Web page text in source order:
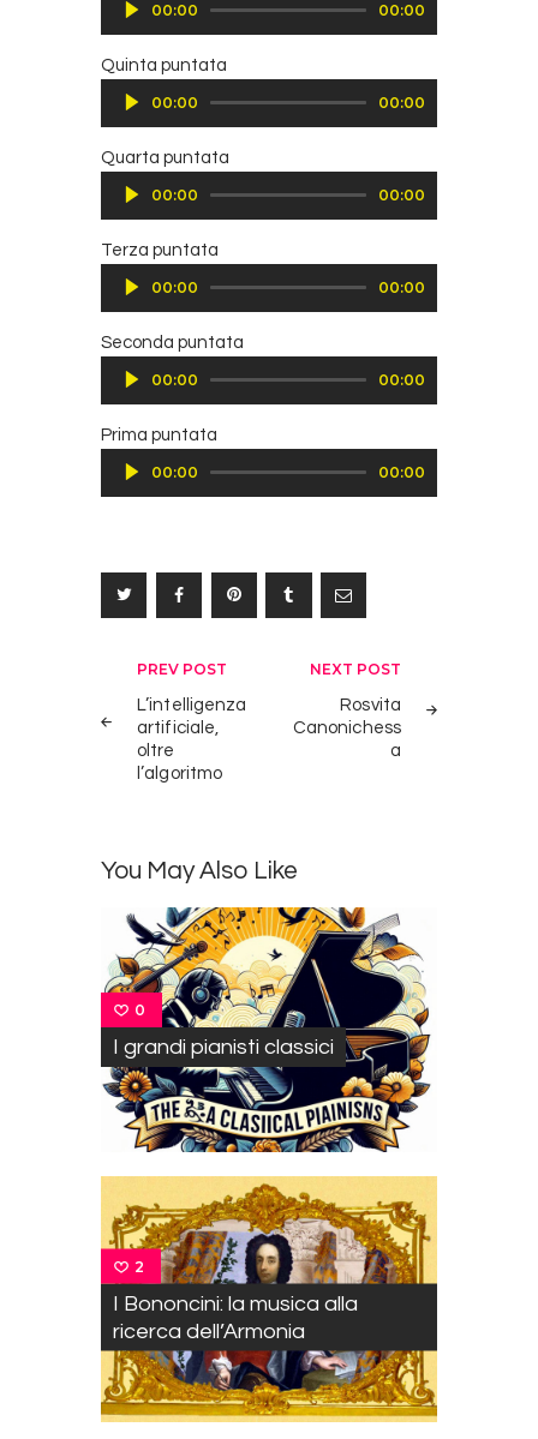
00:00 00:00
Quinta puntata
00:00 00:00
Quarta puntata
00:00 00:00
Terza puntata
00:00 00:00
Seconda puntata
00:00 00:00
Prima puntata
00:00 00:00
Navigazione
articoli
PREV POST
L’intelligenza
artificiale,
oltre
l’algoritmo
NEXT POST
Rosvita
Canonichess
a
You May Also Like
0
I grandi pianisti classici
2
I Bononcini: la musica alla
ricerca dell’Armonia